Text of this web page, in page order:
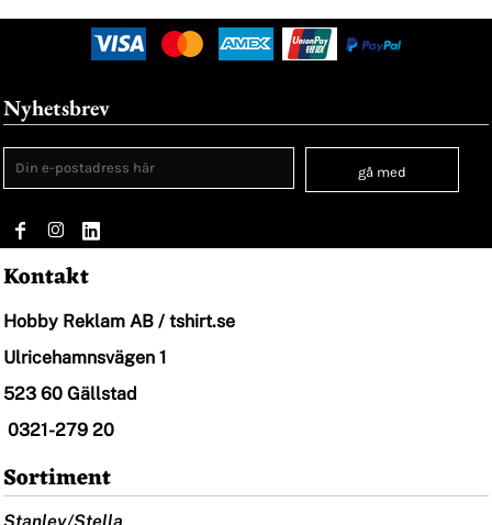
Nyhetsbrev
gå med
Kontakt
Hobby Reklam AB / tshirt.se
Ulricehamnsvägen 1
523 60 Gällstad
0321-279 20
Sortiment